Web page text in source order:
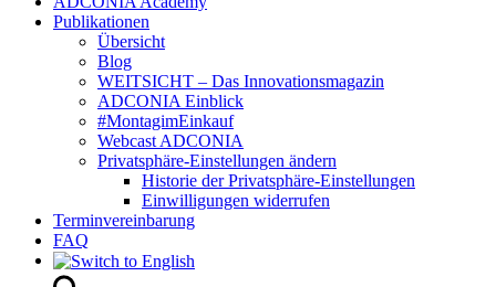
Publikationen
Übersicht
Blog
WEITSICHT – Das Innovationsmagazin
ADCONIA Einblick
#MontagimEinkauf
Webcast ADCONIA
Privatsphäre-Einstellungen ändern
Historie der Privatsphäre-Einstellungen
Einwilligungen widerrufen
Terminvereinbarung
FAQ